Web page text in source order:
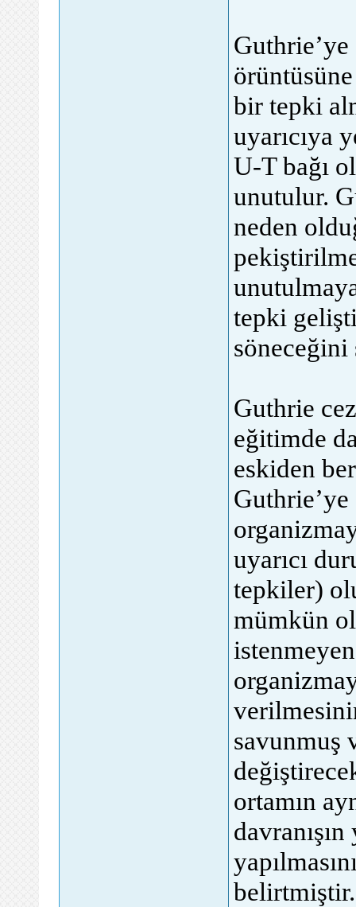
Guthrie’ye
bir tepki
uyarıcıya
U-T bağı
unutulur.
neden
tepki
söneceğini
Guthrie
eğitimde
eskiden
Guthrie’ye
uyarıcı
tepkiler)
mümkün
istenmeyen
savunmuş
ortamın
belirtmiştir.